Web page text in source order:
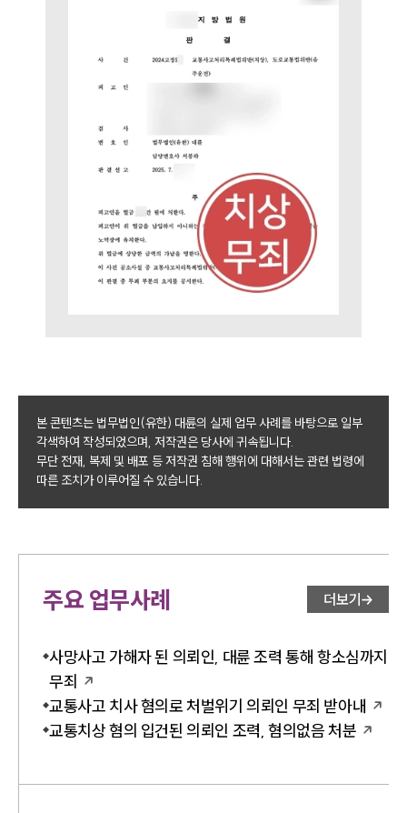
본 콘텐츠는 법무법인(유한) 대륜의 실제 업무 사례를 바탕으로 일부
각색하여 작성되었으며, 저작권은 당사에 귀속됩니다.
무단 전재, 복제 및 배포 등 저작권 침해 행위에 대해서는 관련 법령에
따른 조치가 이루어질 수 있습니다.
주요 업무사례 더보기
사망사고 가해자 된 의뢰인, 대륜 조력 통해 항소심까지
무죄
교통사고 치사 혐의로 처벌위기 의뢰인 무죄 받아내
교통치상 혐의 입건된 의뢰인 조력, 혐의없음 처분